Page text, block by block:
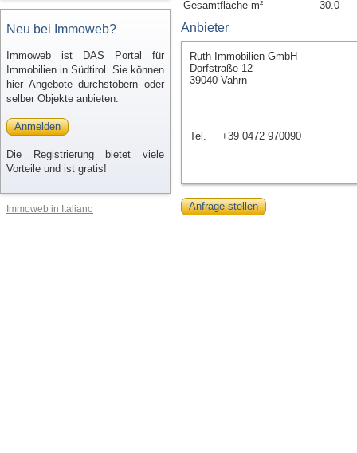
Neu bei Immoweb?
Immoweb ist DAS Portal für
Immobilien in Südtirol. Sie können
hier Angebote durchstöbern oder
selber Objekte anbieten.
Anmelden
Die Registrierung bietet viele
Vorteile und ist gratis!
Immoweb in Italiano
Gesamtfläche m²
30.0
Anbieter
Ruth Immobilien GmbH
Dorfstraße 12
39040 Vahrn
Tel. +39 0472 970090
Anfrage stellen